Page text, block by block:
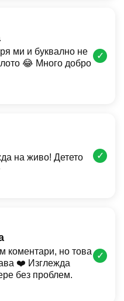
ми и буквално не
😂 Много добро
✓
на живо! Детето
✓
коментари, но това
❤️ Изглежда
без проблем.
✓